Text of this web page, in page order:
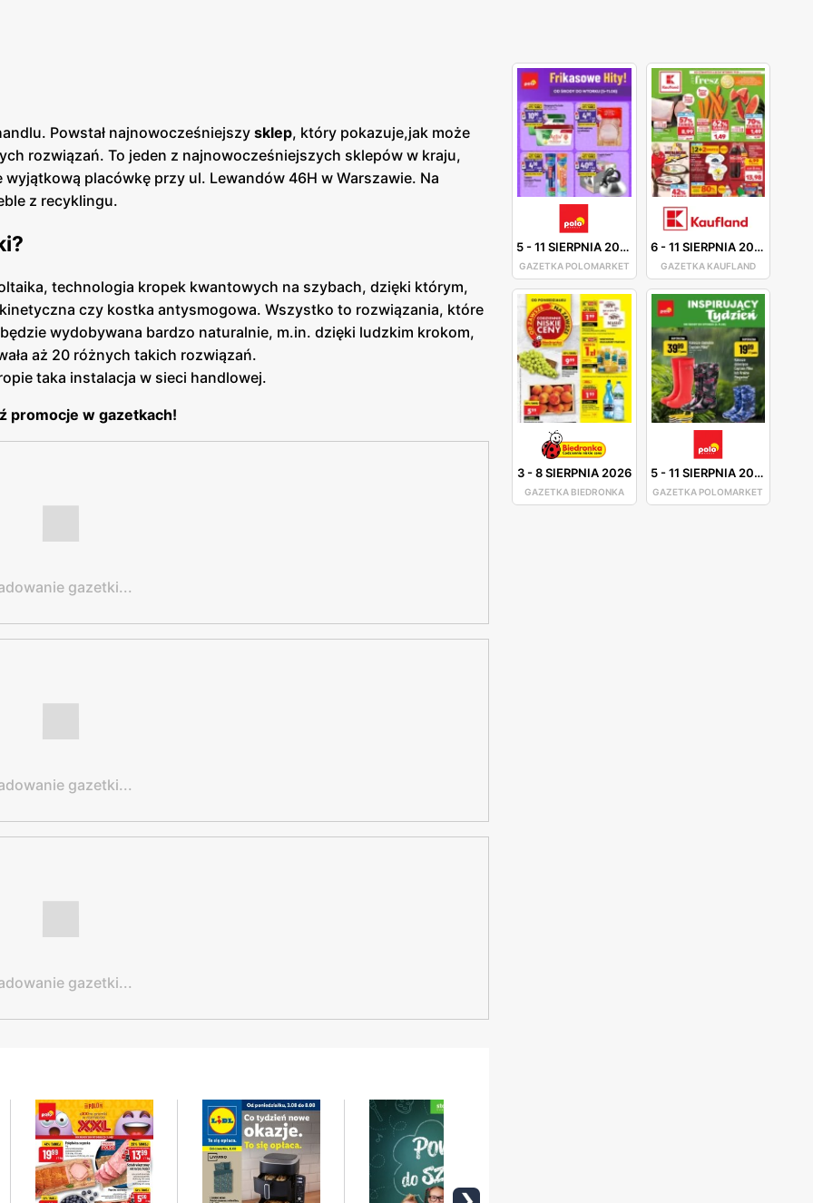
5-11 SIERPNIA 2026
GAZETKA POLOMARKET
6-11 SIERPNIA 2026
GAZETKA KAUFLAND
3-8 SIERPNIA 2026
GAZETKA BIEDRONKA
5-11 SIERPNIA 2026
GAZETKA POLOMARKET
Powstał najnowocześniejszy sklep, który pokazuje,jak może
rozwiązań. To jeden z najnowocześniejszych sklepów w kraju,
placówkę przy ul. Lewandów 46H w Warszawie. Na
z recyklingu.
technologia kropek kwantowych na szybach, dzięki którym,
czy kostka antysmogowa. Wszystko to rozwiązania, które
wydobywana bardzo naturalnie, m.in. dzięki ludzkim krokom,
aż 20 różnych takich rozwiązań.
taka instalacja w sieci handlowej.
promocje w gazetkach!
gazetki...
gazetki...
gazetki...